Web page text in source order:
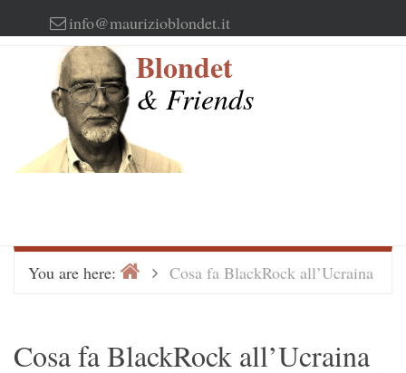
to
info@maurizioblondet.it
Blondet
& Friends
You are here: HomeCosa fa BlackRock all’Ucraina
Cosa fa BlackRock all’Ucraina